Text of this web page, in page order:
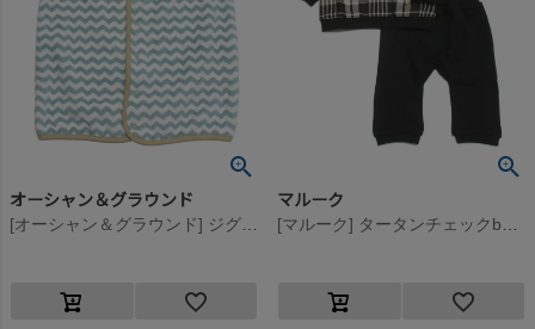
オーシャン＆グラウンド
[オーシャン＆グラウンド] ジグザグフリーススリーパー エメラルドグリーン(EG)
マルーク
[マルーク] タータンチェックbabyロンパースセット クロ系(24)